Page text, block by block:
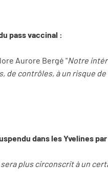
pass vaccinal :
Aurore Bergé "Notre
de contrôles, à un risque
dans les Yvelines
plus circonscrit à un